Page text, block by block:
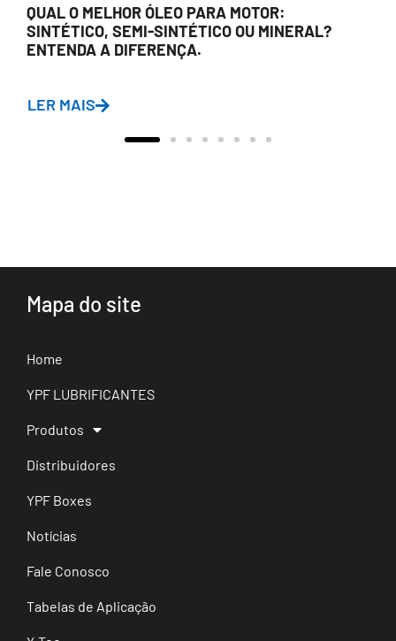
QUAL O MELHOR ÓLEO PARA MOTOR:
SINTÉTICO, SEMI-SINTÉTICO OU MINERAL?
ENTENDA A DIFERENÇA.
LER MAIS
Mapa do site
Home
YPF LUBRIFICANTES
Produtos
Distribuidores
YPF Boxes
Notícias
Fale Conosco
Tabelas de Aplicação